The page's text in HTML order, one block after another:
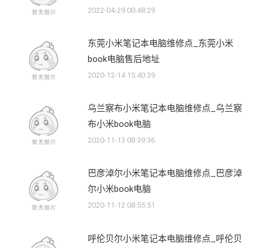
2022-04-29 00:48:29
东莞小米笔记本电脑维修点_东莞小米
book电脑售后地址
2020-12-14 15:40:39
乌兰察布小米笔记本电脑维修点_乌兰察
布小米book电脑
2020-11-13 08:39:36
巴彦淖尔小米笔记本电脑维修点_巴彦淖
尔小米book电脑
2020-11-12 08:55:51
呼伦贝尔小米笔记本电脑维修点_呼伦贝